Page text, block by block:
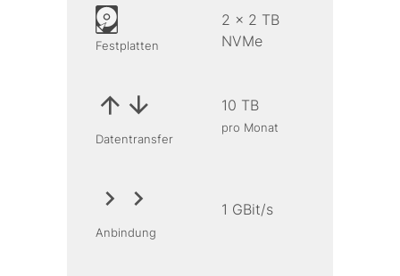
Festplatten
2 x 2 TB
NVMe
Datentransfer
10 TB
pro Monat
Anbindung
1 GBit/s